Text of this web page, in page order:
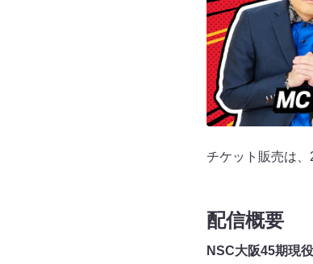
チケット販売は
配信概要
NSC大阪45期現